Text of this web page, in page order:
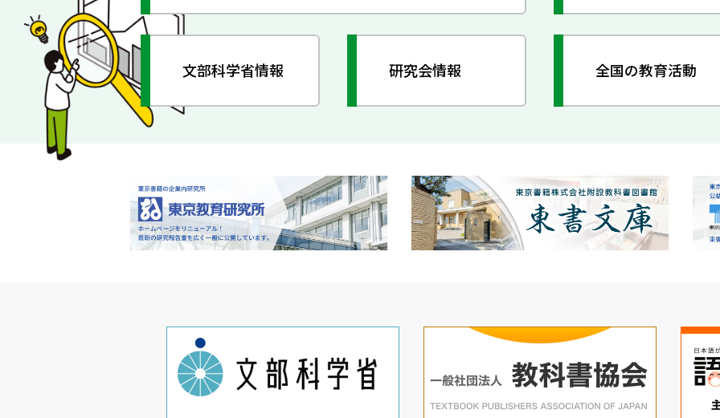
文部科学省情報 研究会情報 全国の教育活動